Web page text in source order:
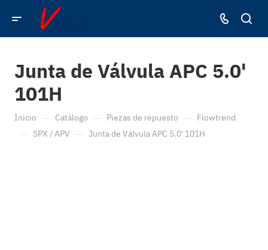
Junta de Válvula APC 5.0'
101H
Inicio — Catálogo — Piezas de repuesto — Flowtrend
— SPX / APV — Junta de Válvula APC 5.0' 101H